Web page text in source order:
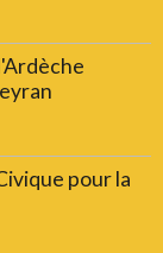
pour la